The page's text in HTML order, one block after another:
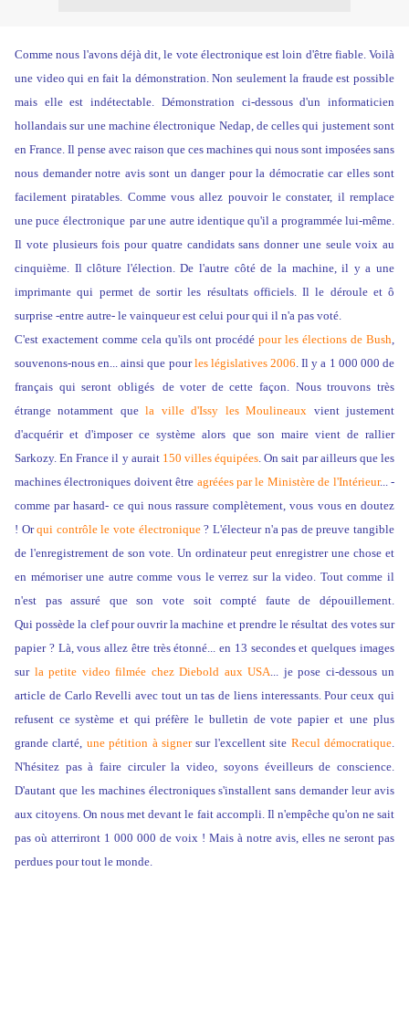
Comme nous l'avons déjà dit, le vote électronique est loin d'être fiable. Voilà
une video qui en fait la démonstration. Non seulement la fraude est possible
mais elle est indétectable. Démonstration ci-dessous d'un informaticien
hollandais sur une machine électronique Nedap, de celles qui justement sont
en France. Il pense avec raison que ces machines qui nous sont imposées sans
nous demander notre avis sont un danger pour la démocratie car elles sont
facilement piratables. Comme vous allez pouvoir le constater, il remplace
une puce électronique par une autre identique qu'il a programmée lui-même.
Il vote plusieurs fois pour quatre candidats sans donner une seule voix au
cinquième. Il clôture l'élection. De l'autre côté de la machine, il y a une
imprimante qui permet de sortir les résultats officiels. Il le déroule et ô
surprise -entre autre- le vainqueur est celui pour qui il n'a pas voté.
C'est exactement comme cela qu'ils ont procédé pour les élections de Bush,
souvenons-nous en... ainsi que pourles législatives 2006. Il y a 1 000 000 de
français qui seront obligés
de voter de cette façon. Nous trouvons très
étrange notamment quela ville d'Issy les Moulineaux vient justement
d'acquérir et d'imposer ce système alors que son maire vient de rallier
Sarkozy. En France il y aurait150 villes équipées. On sait par ailleurs que les
machines électroniques doivent être agréées par le Ministère de l'Intérieur... -
comme par hasard- ce qui nous rassure complètement, vous vous en doutez
! Orqui contrôle le vote électronique? L'électeur n'a pas de preuve tangible
de l'enregistrement de son vote. Un ordinateur peut enregistrer une chose et
en mémoriser une autre comme vous le verrez sur la video. Tout comme il
n'est pas assuré que son vote soit compté faute de dépouillement.
Qui possède la clef pour ouvrir la machine et prendre le résultat des votes sur
papier ? Là, vous allez être très étonné... en 13 secondes et quelques images
surla petite video filmée chez Diebold aux USA... je pose ci-dessous un
article de Carlo Revelli avec tout un tas de liens interessants. Pour ceux qui
refusent ce système et qui préfère le bulletin de vote papier et une plus
grande clarté, une pétition à signersur l'excellent site Recul démocratique.
N'hésitez pas à faire circuler la video, soyons éveilleurs de conscience.
D'autant que les machines électroniques s'installent sans demander leur avis
aux citoyens. On nous met devant le fait accompli. Il n'empêche qu'on ne sait
pas où atterriront 1 000 000 de voix ! Mais à notre avis, elles ne seront pas
perdues pour tout le monde.